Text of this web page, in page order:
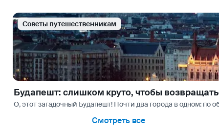
Cоветы путешественникам
Будапешт: слишком круто, чтобы
О, этот загадочный Будапешт! Почти два города в одном:
Смотреть все